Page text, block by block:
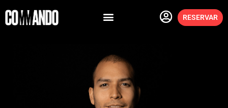
RESERVAR